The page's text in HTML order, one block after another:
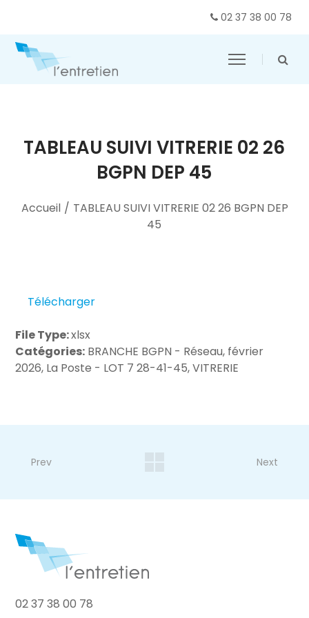
02 37 38 00 78
TABLEAU SUIVI VITRERIE 02 26
BGPN DEP 45
Accueil / TABLEAU SUIVI VITRERIE 02 26 BGPN DEP
45
Télécharger
File Type:xlsx
Catégories: BRANCHE BGPN - Réseau, février
2026, La Poste - LOT 7 28-41-45, VITRERIE
Prev Next
02 37 38 00 78